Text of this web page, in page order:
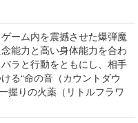
ーム内を震撼させた爆弾魔
能力と高い身体能力を合わ
ラと行動をともにし、相手
る“命の音（カウントダウ
握りの火薬（リトルフラワ